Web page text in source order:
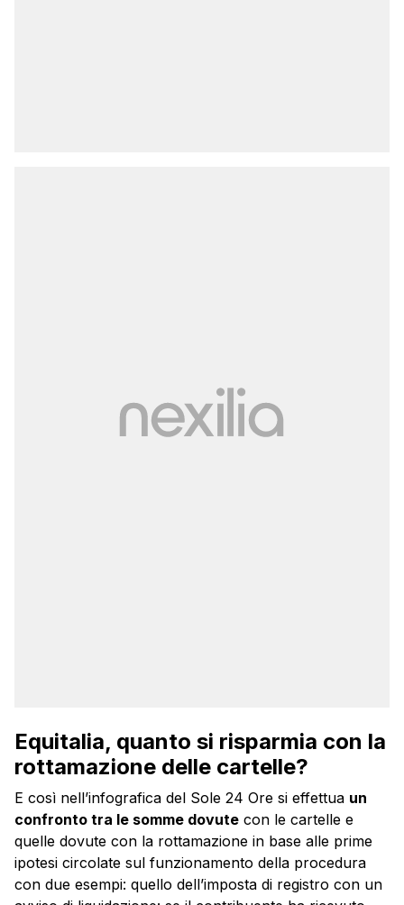
Equitalia, quanto si risparmia con la
rottamazione delle cartelle?
E così nell’infografica del Sole 24 Ore si effettua un
confronto tra le somme dovute con le cartelle e
quelle dovute con la rottamazione in base alle prime
ipotesi circolate sul funzionamento della procedura
con due esempi: quello dell’imposta di registro con un